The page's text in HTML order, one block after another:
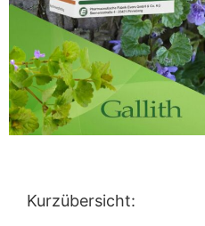
Kurzübersicht: